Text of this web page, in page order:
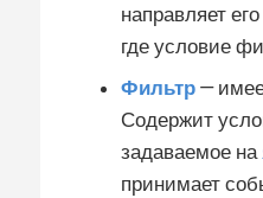
направляет
где условие
Фильтр —
Содержит
задаваемое на
принимает